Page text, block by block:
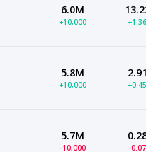
6.0M
+10,000
5.8M
+10,000
5.7M
-10,000 -